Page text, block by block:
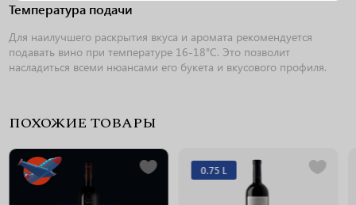
Температура подачи
Для наилучшего раскрытия вкуса и аромата рекомендуется
подавать вино при температуре 16-18°C. Это позволит
насладиться всеми нюансами его букета и вкусового профиля.
ПОХОЖИЕ ТОВАРЫ
0.75 L